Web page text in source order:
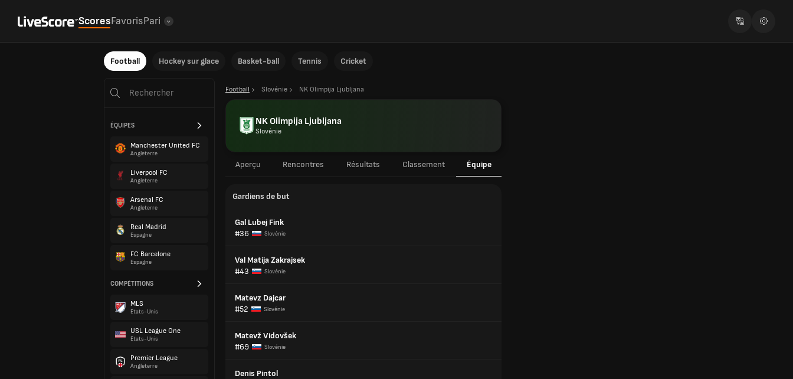
ScoresFavorisPari
Football Hockey sur glace Basket-ball Tennis Cricket
ÉQUIPES
Manchester United FC
Angleterre
Liverpool FC
Angleterre
Arsenal FC
Angleterre
Real Madrid
Espagne
FC Barcelone
Espagne
COMPÉTITIONS
MLS
États-Unis
USL League One
États-Unis
Premier League
Angleterre
Football Slovénie NK Olimpija Ljubljana
NK Olimpija Ljubljana
Slovénie
Aperçu Rencontres Résultats Classement Équipe
Gardiens de but
Gal Lubej Fink
#36
Slovénie
Val Matija Zakrajsek
#43
Slovénie
Matevz Dajcar
#52
Slovénie
Matevž Vidovšek
#69
Slovénie
Denis Pintol